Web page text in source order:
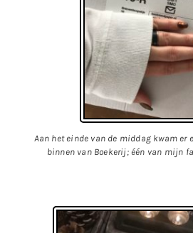
Aan het einde van de middag kwam er
binnen van Boekerij; één van mijn